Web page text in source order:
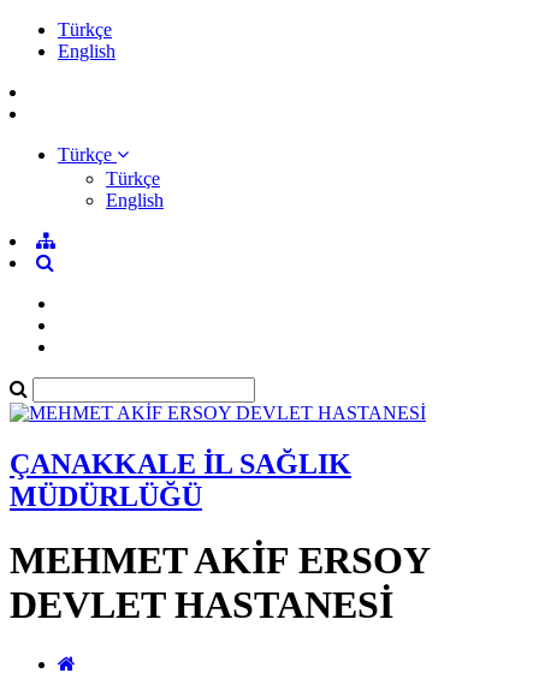
Türkçe
English
Türkçe
Türkçe
English
ÇANAKKALE İL SAĞLIK
MÜDÜRLÜĞÜ
MEHMET AKİF ERSOY
DEVLET HASTANESİ